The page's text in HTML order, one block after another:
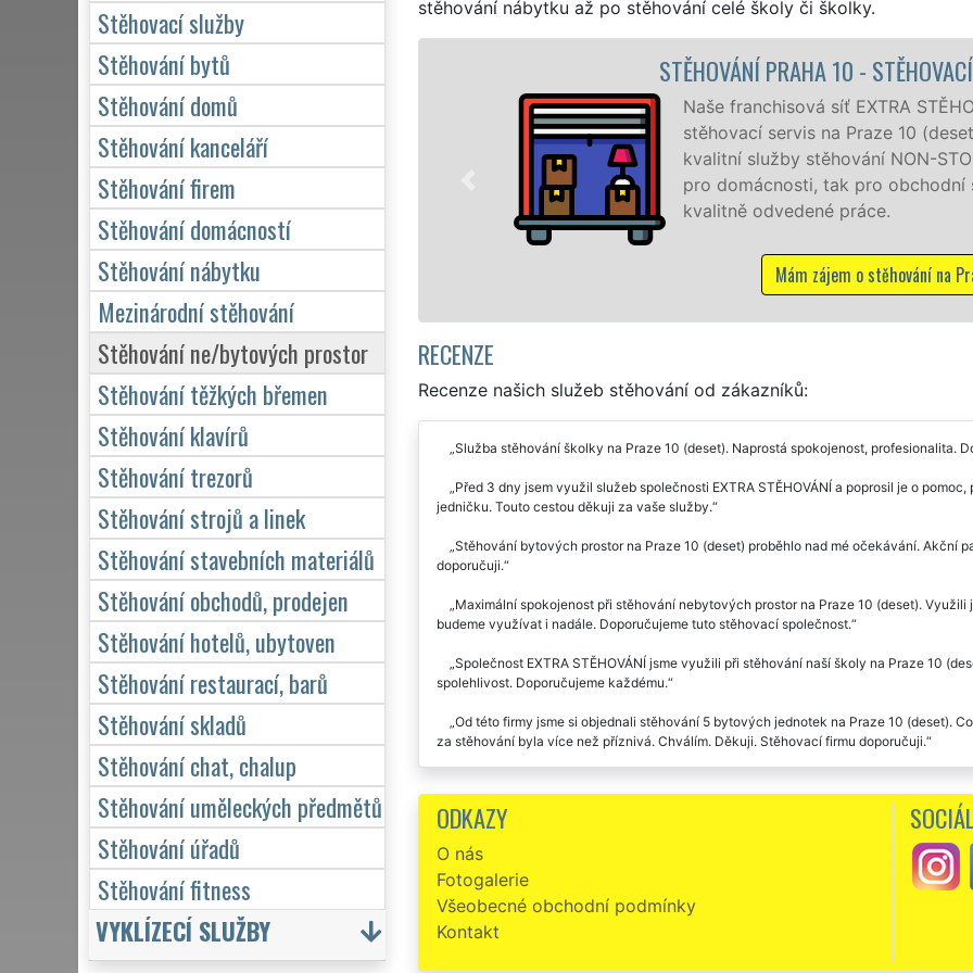
stěhování nábytku až po stěhování celé školy či školky.
STĚHOVÁNÍ PRAHA 10 - STĚHOVACÍ PRÁCE PRAHA 10
Naše franchisová síť EXTRA STĚHOVÁNÍ vám zajišťuje kompletní
stěhovací servis na Praze 10 (deset). Poskytujeme profesionální a
kvalitní služby stěhování NON-STOP 24 hodin denně, 7 dní v týdnu jak
pro domácnosti, tak pro obchodní společnosti, a to levně a se zárukou
kvalitně odvedené práce.
RECENZE
Recenze našich služeb stěhování od zákazníků:
Služba stěhování školky na Praze 10 (deset). Naprostá spokojenost, profesionalita.
Před 3 dny jsem využil služeb společnosti EXTRA STĚHOVÁNÍ a poprosil je o
jedničku. Touto cestou děkuji za vaše služby.
Stěhování bytových prostor na Praze 10 (deset) proběhlo nad mé očekávání. Akční
doporučuji.
Maximální spokojenost při stěhování nebytových prostor na Praze 10 (deset).
budeme využívat i nadále. Doporučujeme tuto stěhovací společnost.
Společnost EXTRA STĚHOVÁNÍ jsme využili při stěhování naší školy na Praze 10
spolehlivost. Doporučujeme každému.
Od této firmy jsme si objednali stěhování 5 bytových jednotek na Praze 10 (deset).
za stěhování byla více než příznivá. Chválím. Děkuji. Stěhovací firmu doporučuji.
Doporučujeme.
byla velmi spokojená. Stěhováci mi zajistili kompletní servis včetně dodání stěhovacích
potřebovala. Děkuju jim za jejich ochotu a obětavost. Určitě budu každému
ODKAZY
O nás
Fotogalerie
Všeobecné obchodní podmínky
Kontakt
Stěhovací služby
Stěhování bytů
Stěhování domů
Stěhování kanceláří
Stěhování firem
Stěhování domácností
Stěhování nábytku
Mezinárodní stěhování
Stěhování ne/bytových prostor
Stěhování těžkých břemen
Stěhování klavírů
Stěhování trezorů
Stěhování strojů a linek
Stěhování stavebních materiálů
Stěhování obchodů, prodejen
Stěhování hotelů, ubytoven
Stěhování restaurací, barů
Stěhování skladů
Stěhování chat, chalup
Stěhování uměleckých předmětů
Stěhování úřadů
Stěhování fitness
VYKLÍZECÍ SLUŽBY